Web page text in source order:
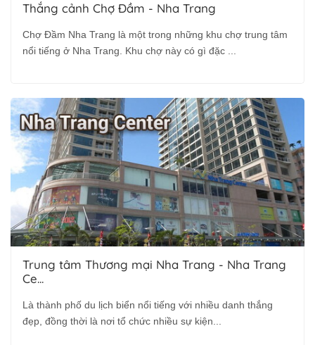
Thắng cảnh Chợ Đầm - Nha Trang
Chợ Đầm Nha Trang là một trong những khu chợ trung tâm
nổi tiếng ở Nha Trang. Khu chợ này có gì đặc ...
Trung tâm Thương mại Nha Trang - Nha Trang
Ce...
Là thành phố du lịch biển nổi tiếng với nhiều danh thắng
đẹp, đồng thời là nơi tổ chức nhiều sự kiện...